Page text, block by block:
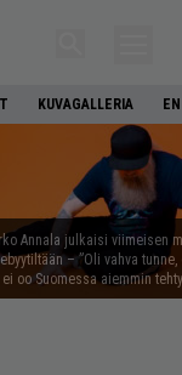
KUVAGALLERIA
Annala julkaisi viimeisen
– ”Oli vahva
oo Suomessa aiemmin